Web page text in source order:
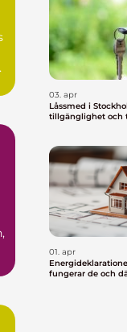
03. apr
Låssmed i
tillgänglighet och
01. apr
Energideklarationer
fungerar de och